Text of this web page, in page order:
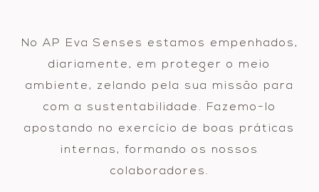
No AP Eva Senses estamos empenhados,
diariamente, em proteger o meio
ambiente, zelando pela sua missão para
com a sustentabilidade. Fazemo-lo
apostando no exercício de boas práticas
internas, formando os nossos
colaboradores.